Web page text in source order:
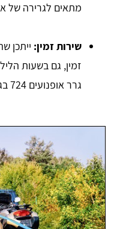
מתאים לגרירה של
שירות זמין: ייתכן
זמין, גם בשעות
גרר אופנועים 724 בגבעתיים.